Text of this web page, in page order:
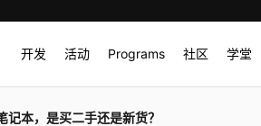
开发 活动 Programs 社区 学堂
记本，是买二手还是新货？